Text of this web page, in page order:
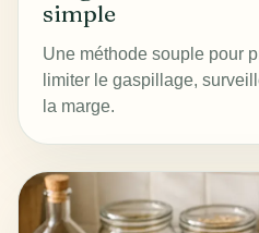
simple
Une méthode souple pour
limiter le gaspillage,
la marge.